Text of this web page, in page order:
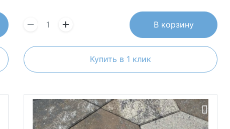
В корзину
Купить в 1 клик